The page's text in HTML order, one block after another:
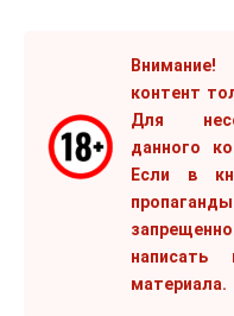
контент
Для
данного
Если в
материала.